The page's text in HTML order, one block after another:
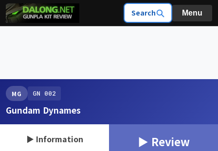
Search Menu
MG GN 002
Gundam Dynames
▶ Information ▶ Review